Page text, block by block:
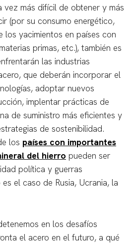
vez más difícil de obtener y más
(por su consumo energético,
los yacimientos en países con
primas, etc.), también es
las industrias
que deberán incorporar el
adoptar nuevos
implentar prácticas de
de suministro más eficientes y
de sostenibilidad.
los países con importantes
del hierro pueden ser
política y guerras
el caso de Rusia, Ucrania, la
en los desafíos
el acero en el futuro, a qué